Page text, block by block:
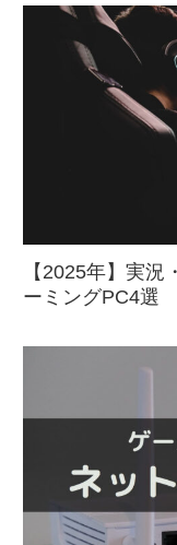
【2025年】実
ーミングPC4選